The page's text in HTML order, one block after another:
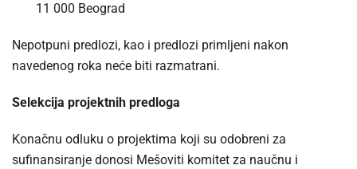
11 000 Beograd
Nepotpuni predlozi, kao i predlozi primljeni nakon
navedenog roka neće biti razmatrani.
Selekcija projektnih predloga
Konačnu odluku o projektima koji su odobreni za
sufinansiranje donosi Mešoviti komitet za naučnu i